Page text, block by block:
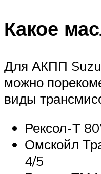
Какое
Для АКПП
можно
виды
Рексол-Т
Омскойл
4/5